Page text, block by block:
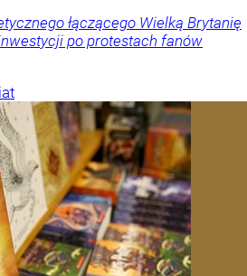
łączącego Wielką Brytanię
po protestach fanów